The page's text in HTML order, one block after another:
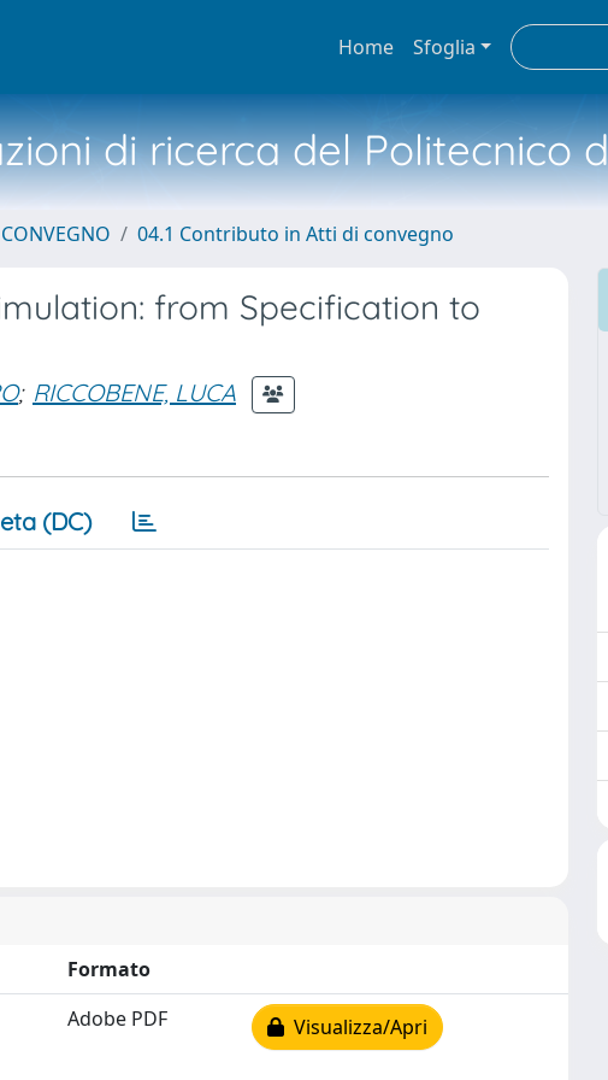
Home Sfoglia
di ricerca del Politecnico
04.1 Contributo in Atti di convegno
from Specification to
; RICCOBENE, LUCA
(DC)
Formato
Adobe PDF Visualizza/Apri